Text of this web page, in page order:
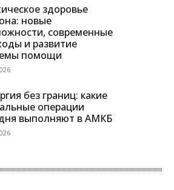
здоровье
новые
современные
и развитие
помощи
без границ: какие
операции
выполняют в АМКБ